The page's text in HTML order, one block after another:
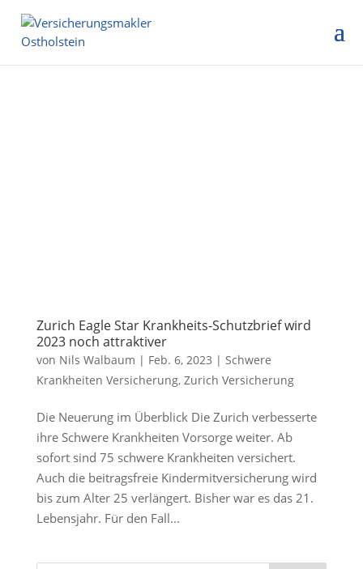
Zurich Eagle Star Krankheits-Schutzbrief wird
2023 noch attraktiver
von Nils Walbaum | Feb. 6, 2023 | Schwere
Krankheiten Versicherung, Zurich Versicherung
Die Neuerung im Überblick Die Zurich verbesserte
ihre Schwere Krankheiten Vorsorge weiter. Ab
sofort sind 75 schwere Krankheiten versichert.
Auch die beitragsfreie Kindermitversicherung wird
bis zum Alter 25 verlängert. Bisher war es das 21.
Lebensjahr. Für den Fall...